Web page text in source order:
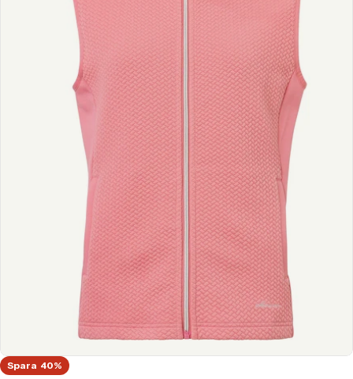
Translation missing: sv.products.product.media.open_media
Spara 40%